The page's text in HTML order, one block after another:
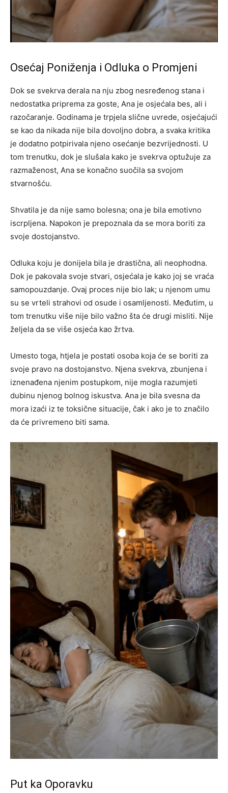
Osećaj Poniženja i Odluka o Promjeni
Dok se svekrva derala na nju zbog nesređenog stana i
nedostatka priprema za goste, Ana je osjećala bes, ali i
razočaranje. Godinama je trpjela slične uvrede, osjećajući
se kao da nikada nije bila dovoljno dobra, a svaka kritika
je dodatno potpirivala njeno osećanje bezvrijednosti. U
tom trenutku, dok je slušala kako je svekrva optužuje za
razmaženost, Ana se konačno suočila sa svojom
stvarnošću.
Shvatila je da nije samo bolesna; ona je bila emotivno
iscrpljena. Napokon je prepoznala da se mora boriti za
svoje dostojanstvo.
Odluka koju je donijela bila je drastična, ali neophodna.
Dok je pakovala svoje stvari, osjećala je kako joj se vraća
samopouzdanje. Ovaj proces nije bio lak; u njenom umu
su se vrteli strahovi od osude i osamljenosti. Međutim, u
tom trenutku više nije bilo važno šta će drugi misliti. Nije
željela da se više osjeća kao žrtva.
Umesto toga, htjela je postati osoba koja će se boriti za
svoje pravo na dostojanstvo. Njena svekrva, zbunjena i
iznenađena njenim postupkom, nije mogla razumjeti
dubinu njenog bolnog iskustva. Ana je bila svesna da
mora izaći iz te toksične situacije, čak i ako je to značilo
da će privremeno biti sama.
Put ka Oporavku